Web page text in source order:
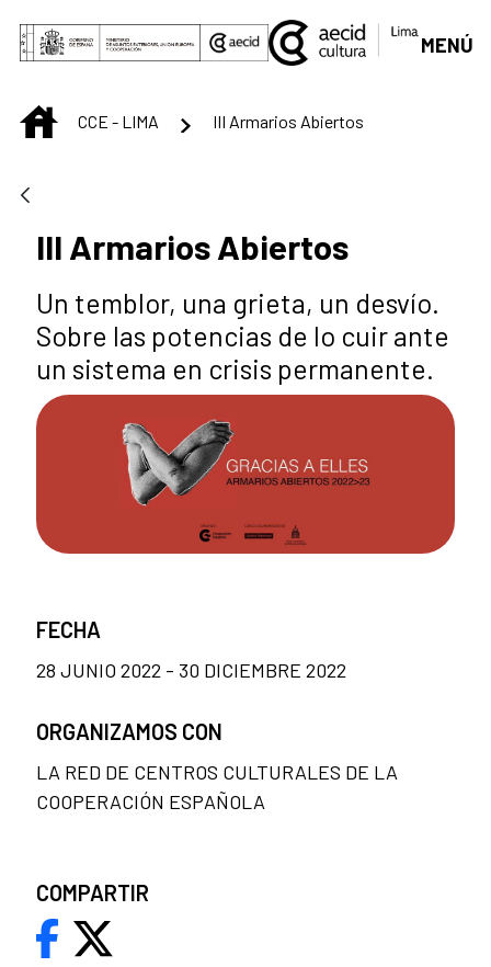
Saltar al contenido principal
MENÚ
INICIOCCE - LIMA III Armarios Abiertos
III Armarios Abiertos
Un temblor, una grieta, un desvío.
Sobre las potencias de lo cuir ante
un sistema en crisis permanente.
FECHA
28 JUNIO 2022 - 30 DICIEMBRE 2022
ORGANIZAMOS CON
LA RED DE CENTROS CULTURALES DE LA
COOPERACIÓN ESPAÑOLA
COMPARTIR